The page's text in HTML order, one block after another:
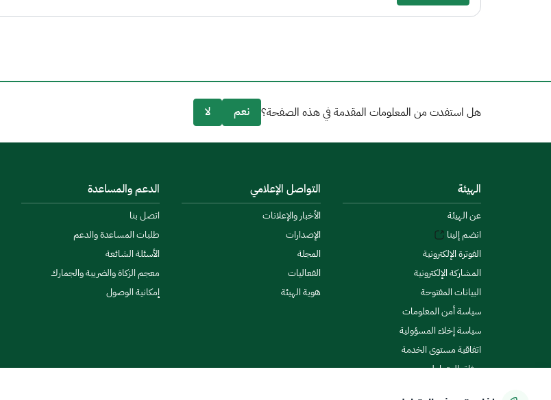
هل استفدت من المعلومات المقدمة في هذه الصفحة؟ نعم لا
الهيئة
عن الهيئة
انضم إلينا
الفوترة الإلكترونية
المشاركة الإلكترونية
البيانات المفتوحة
سياسة أمن المعلومات
سياسة إخلاء المسؤولية
اتفاقية مستوى الخدمة
ميثاق المتعاملين
التواصل الإعلامي
الأخبار والإعلانات
الإصدارات
المجلة
الفعاليات
هوية الهيئة
الدعم والمساعدة
اتصل بنا
طلبات المساعدة والدعم
الأسئلة الشائعة
معجم الزكاة والضريبة والجمارك
إمكانية الوصول